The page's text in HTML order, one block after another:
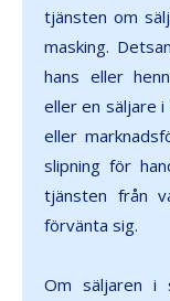
tjänsten om
masking.
hans eller
eller en säljare
eller
slipning för
tjänsten från
förvänta sig.
Om säljaren i